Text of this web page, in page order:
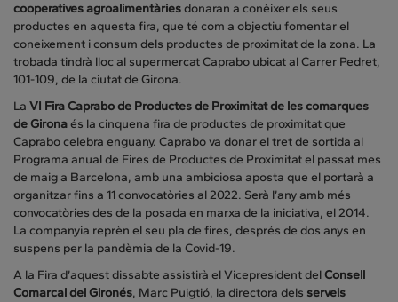
cooperatives agroalimentàriesdonaran a conèixer els seus
productes en aquesta fira, que té com a objectiu fomentar el
coneixement i consum dels productes de proximitat de la zona. La
trobada tindrà lloc al supermercat Caprabo ubicat al Carrer Pedret,
101-109, de la ciutat de Girona.
La VI Fira Caprabo de Productes de Proximitat de les comarques
de Gironaés la cinquena fira de productes de proximitat que
Caprabo celebra enguany. Caprabo va donar el tret de sortida al
Programa anual de Fires de Productes de Proximitat el passat mes
de maig a Barcelona, amb una ambiciosa aposta que el portarà a
organitzar fins a 11 convocatòries al 2022. Serà l’any amb més
convocatòries des de la posada en marxa de la iniciativa, el 2014.
La companyia reprèn el seu pla de fires, després de dos anys en
suspens per la pandèmia de la Covid-19.
A la Fira d’aquest dissabte assistirà el Vicepresident delConsell
Comarcal del Gironés, Marc Puigtió, la directora dels serveis